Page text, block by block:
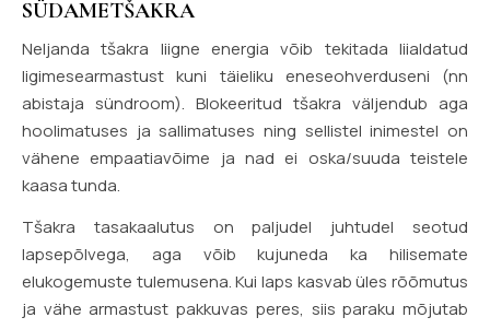
SÜDAMETŠAKRA
Neljanda tšakra liigne energia võib tekitada liialdatud
ligimesearmastust kuni täieliku eneseohverduseni (nn
abistaja sündroom). Blokeeritud tšakra väljendub aga
hoolimatuses ja sallimatuses ning sellistel inimestel on
vähene empaatiavõime ja nad ei oska/suuda teistele
kaasa tunda.
Tšakra tasakaalutus on paljudel juhtudel seotud
lapsepõlvega, aga võib kujuneda ka hilisemate
elukogemuste tulemusena. Kui laps kasvab üles rõõmutus
ja vähe armastust pakkuvas peres, siis paraku mõjutab